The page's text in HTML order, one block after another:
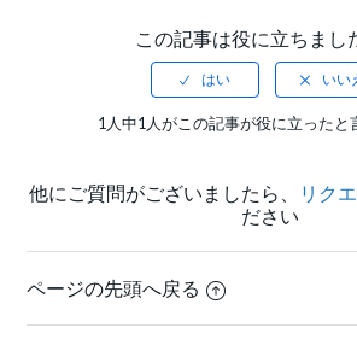
この記事は役に立ちまし
1人中1人がこの記事が役に立ったと
他にご質問がございましたら、 リク
ださい
ページの先頭へ戻る